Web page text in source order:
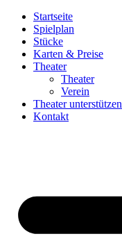
Startseite
Spielplan
Stücke
Karten & Preise
Theater
Theater
Verein
Theater unterstützen
Kontakt